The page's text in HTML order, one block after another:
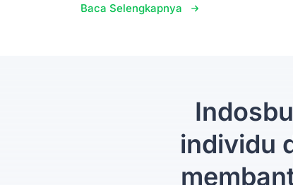
Baca Selengkapnya
individu